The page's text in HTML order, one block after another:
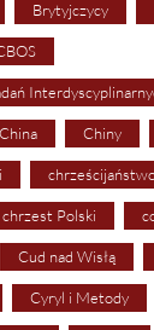
Brytyjczycy
China Chiny
chrzest Polski
Cud nad Wisłą
Cyryl i Metody